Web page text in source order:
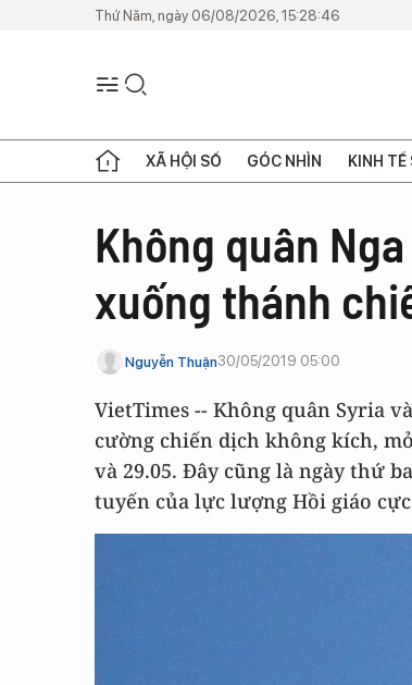
Thứ Năm, ngày 06/08/2026, 15:28:46
XÃ HỘI SỐ GÓC NHÌN KINH TẾ
Không quân
xuống thánh
Nguyễn Thuận30/05/2019 05:00
VietTimes -- Không quân Syria
cường chiến dịch không kích,
và 29.05. Đây cũng là ngày thứ
tuyến của lực lượng Hồi giáo